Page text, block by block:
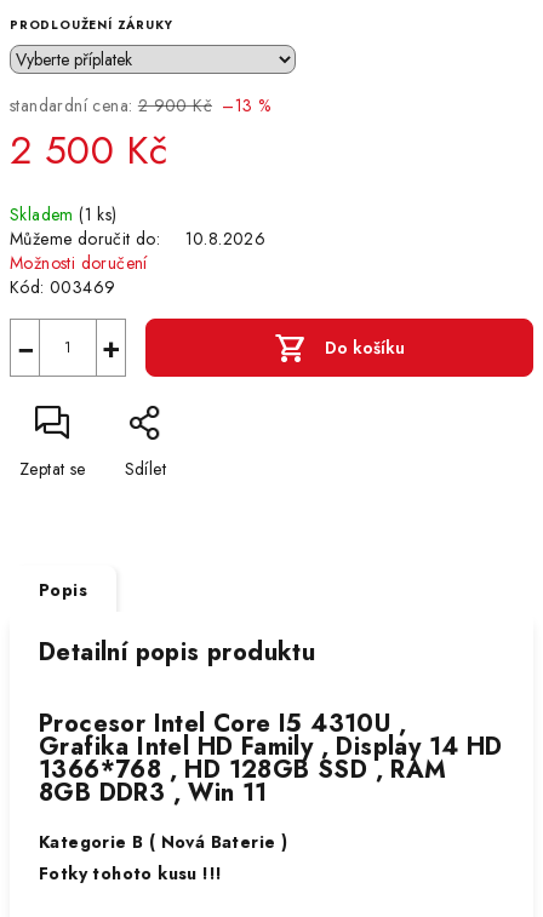
PRODLOUŽENÍ ZÁRUKY
standardní cena: 2 900 Kč –13 %
2 500 Kč
cena:
Skladem(1 ks)
Můžeme doručit do:
10.8.2026
Možnosti doručení
Kód: 003469
+
− Do košíku
Zeptat se Sdílet
Popis
Detailní popis produktu
Procesor Intel Core I5 4310U ,
Grafika Intel HD Family , Display 14 HD
1366*768 , HD 128GB SSD , RAM
8GB DDR3 , Win 11
Kategorie B ( Nová Baterie )
Fotky tohoto kusu !!!